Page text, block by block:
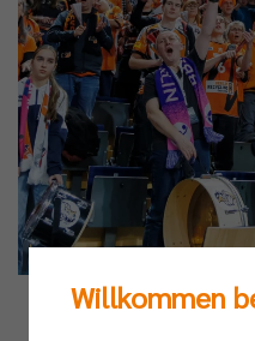
Fotos:
Willkommen